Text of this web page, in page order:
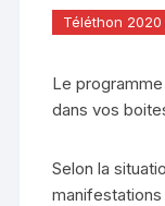
Téléthon 2020
Le
dans vos
Selon la